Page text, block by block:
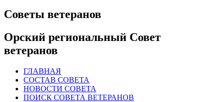
Советы ветеранов
Орский региональный Совет
ветеранов
ГЛАВНАЯ
СОСТАВ СОВЕТА
НОВОСТИ СОВЕТА
ПОИСК СОВЕТА ВЕТЕРАНОВ